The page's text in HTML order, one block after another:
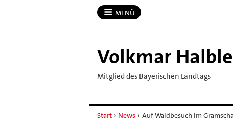
MENÜ
Volkmar
Mitglied des Bayerischen Landtags
Start › News › Auf Waldbesuch im